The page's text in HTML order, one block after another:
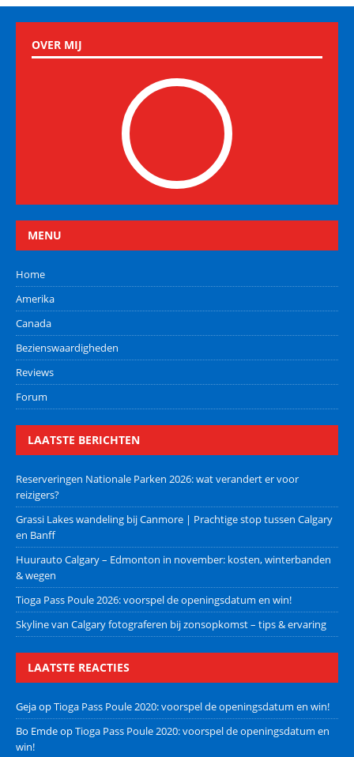
OVER MIJ
MENU
Home
Amerika
Canada
Bezienswaardigheden
Reviews
Forum
LAATSTE BERICHTEN
Reserveringen Nationale Parken 2026: wat verandert er voor
reizigers?
Grassi Lakes wandeling bij Canmore | Prachtige stop tussen Calgary
en Banff
Huurauto Calgary – Edmonton in november: kosten, winterbanden
& wegen
Tioga Pass Poule 2026: voorspel de openingsdatum en win!
Skyline van Calgary fotograferen bij zonsopkomst – tips & ervaring
LAATSTE REACTIES
GejaopTioga Pass Poule 2020: voorspel de openingsdatum en win!
Bo EmdeopTioga Pass Poule 2020: voorspel de openingsdatum en
win!